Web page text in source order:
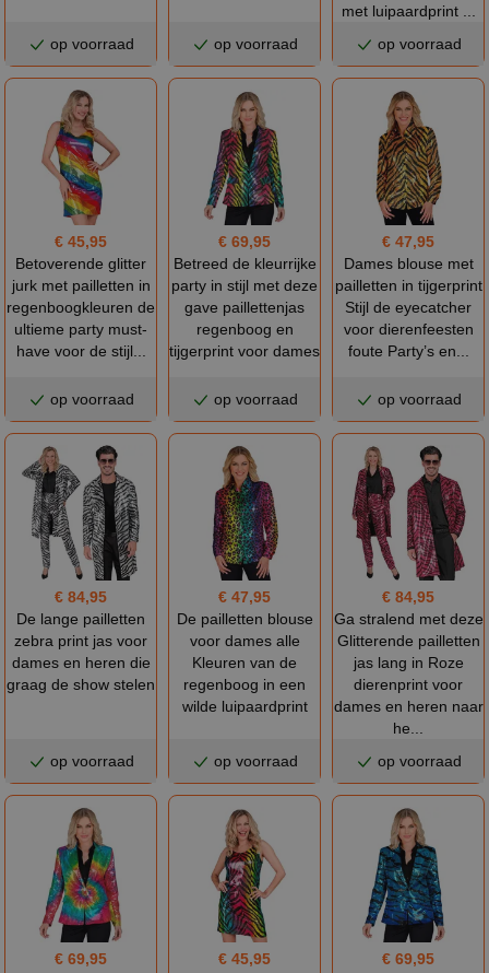
op voorraad op voorraad
met luipaardprint ...
op voorraad
€ 45,95
Betoverende glitter
jurk met pailletten in
regenboogkleuren de
ultieme party must-
have voor de stijl...
op voorraad
€ 69,95
Betreed de kleurrijke
party in stijl met deze
gave paillettenjas
regenboog en
tijgerprint voor dames
op voorraad
€ 47,95
Dames blouse met
pailletten in tijgerprint
Stijl de eyecatcher
voor dierenfeesten
foute Party’s en...
op voorraad
€ 84,95
De lange pailletten
zebra print jas voor
dames en heren die
graag de show stelen
op voorraad
€ 47,95
De pailletten blouse
voor dames alle
Kleuren van de
regenboog in een
wilde luipaardprint
op voorraad
€ 84,95
Ga stralend met deze
Glitterende pailletten
jas lang in Roze
dierenprint voor
dames en heren naar
he...
op voorraad
€ 69,95
€ 45,95
€ 69,95